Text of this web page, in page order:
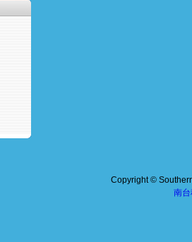
Copyright ©
南